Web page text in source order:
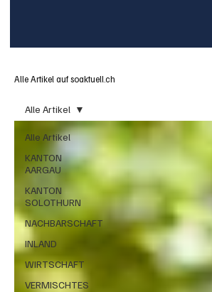
Alle Artikel auf soaktuell.ch
Alle Artikel
KANTON
AARGAU
KANTON
SOLOTHURN
NACHBARSCHAFT
INLAND
WIRTSCHAFT
VERMISCHTES
Alle Artikel